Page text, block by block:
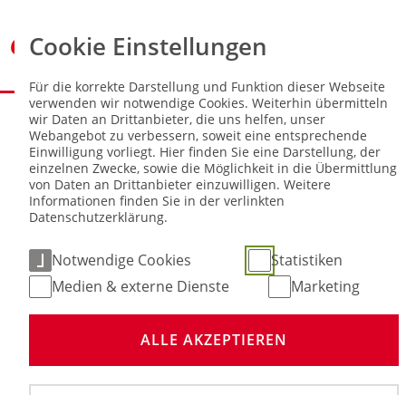
Sie sind hier: NEWS
dmsj – LMFV Fachtagung
25. Nov 2024
Cookie Einstellungen
Für die korrekte Darstellung und Funktion dieser Webseite
verwenden wir notwendige Cookies. Weiterhin übermitteln
wir Daten an Drittanbieter, die uns helfen, unser
Webangebot zu verbessern, soweit eine entsprechende
Einwilligung vorliegt. Hier finden Sie eine Darstellung, der
einzelnen Zwecke, sowie die Möglichkeit in die Übermittlung
von Daten an Drittanbieter einzuwilligen. Weitere
Informationen finden Sie in der verlinkten
Datenschutzerklärung.
Notwendige Cookies
Statistiken
Medien & externe Dienste
Marketing
ALLE AKZEPTIEREN